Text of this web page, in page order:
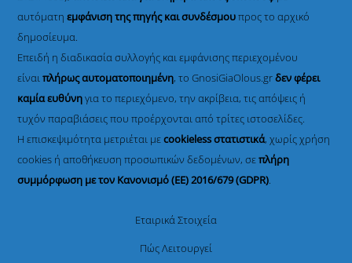
αυτόματηεμφάνιση της πηγής και συνδέσμουπρος το αρχικό
δημοσίευμα.
Επειδή η διαδικασία συλλογής και εμφάνισης περιεχομένου
είναιπλήρως αυτοματοποιημένη, το GnosiGiaOlous.grδεν φέρει
καμία ευθύνηγια το περιεχόμενο, την ακρίβεια, τις απόψεις ή
τυχόν παραβιάσεις που προέρχονται από τρίτες ιστοσελίδες.
Η επισκεψιμότητα μετριέται μεcookieless στατιστικά, χωρίς χρήση
cookies ή αποθήκευση προσωπικών δεδομένων, σεπλήρη
συμμόρφωση με τον Κανονισμό (ΕΕ) 2016/679 (GDPR).
Εταιρικά Στοιχεία
Πώς Λειτουργεί